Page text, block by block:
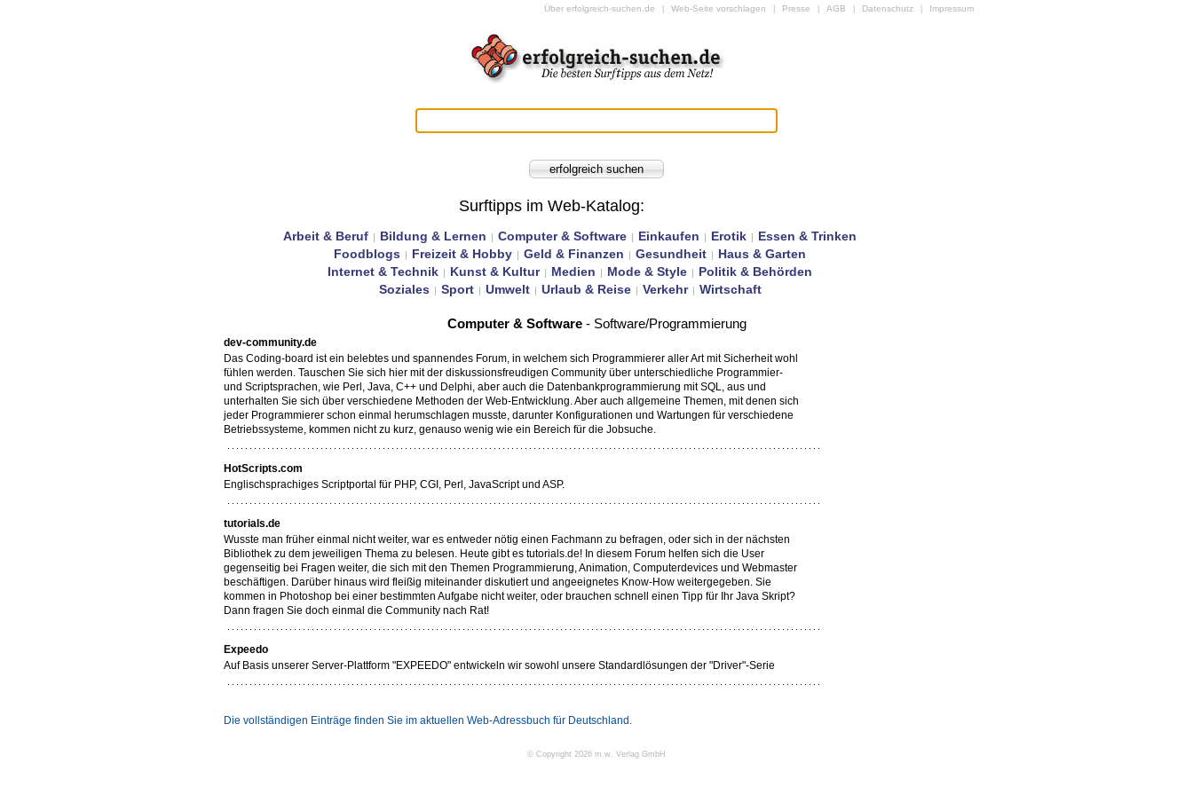
Über erfolgreich-suchen.de Web-Seite vorschlagen Presse AGB Datenschutz Impressum
Surftipps im Web-Katalog:
Arbeit & Beruf | Bildung & Lernen | Computer & Software | Einkaufen | Erotik | Essen & Trinken
Foodblogs | Freizeit & Hobby | Geld & Finanzen | Gesundheit | Haus & Garten
Internet & Technik | Kunst & Kultur | Medien | Mode & Style | Politik & Behörden
Soziales | Sport | Umwelt | Urlaub & Reise | Verkehr | Wirtschaft
Computer & Software - Software/Programmierung
dev-community.de
Das Coding-board ist ein belebtes und spannendes Forum, in welchem sich Programmierer aller Art mit Sicherheit wohl
fühlen werden. Tauschen Sie sich hier mit der diskussionsfreudigen Community über unterschiedliche Programmier-
und Scriptsprachen, wie Perl, Java, C++ und Delphi, aber auch die Datenbankprogrammierung mit SQL, aus und
unterhalten Sie sich über verschiedene Methoden der Web-Entwicklung. Aber auch allgemeine Themen, mit denen sich
jeder Programmierer schon einmal herumschlagen musste, darunter Konfigurationen und Wartungen für verschiedene
Betriebssysteme, kommen nicht zu kurz, genauso wenig wie ein Bereich für die Jobsuche.
HotScripts.com
Englischsprachiges Scriptportal für PHP, CGI, Perl, JavaScript und ASP.
tutorials.de
Wusste man früher einmal nicht weiter, war es entweder nötig einen Fachmann zu befragen, oder sich in der nächsten
Bibliothek zu dem jeweiligen Thema zu belesen. Heute gibt es tutorials.de! In diesem Forum helfen sich die User
gegenseitig bei Fragen weiter, die sich mit den Themen Programmierung, Animation, Computerdevices und Webmaster
beschäftigen. Darüber hinaus wird fleißig miteinander diskutiert und angeeignetes Know-How weitergegeben. Sie
kommen in Photoshop bei einer bestimmten Aufgabe nicht weiter, oder brauchen schnell einen Tipp für Ihr Java Skript?
Dann fragen Sie doch einmal die Community nach Rat!
Expeedo
Auf Basis unserer Server-Plattform "EXPEEDO" entwickeln wir sowohl unsere Standardlösungen der "Driver"-Serie
Die vollständigen Einträge finden Sie im aktuellen Web-Adressbuch für Deutschland.
© Copyright 2026 m.w. Verlag GmbH